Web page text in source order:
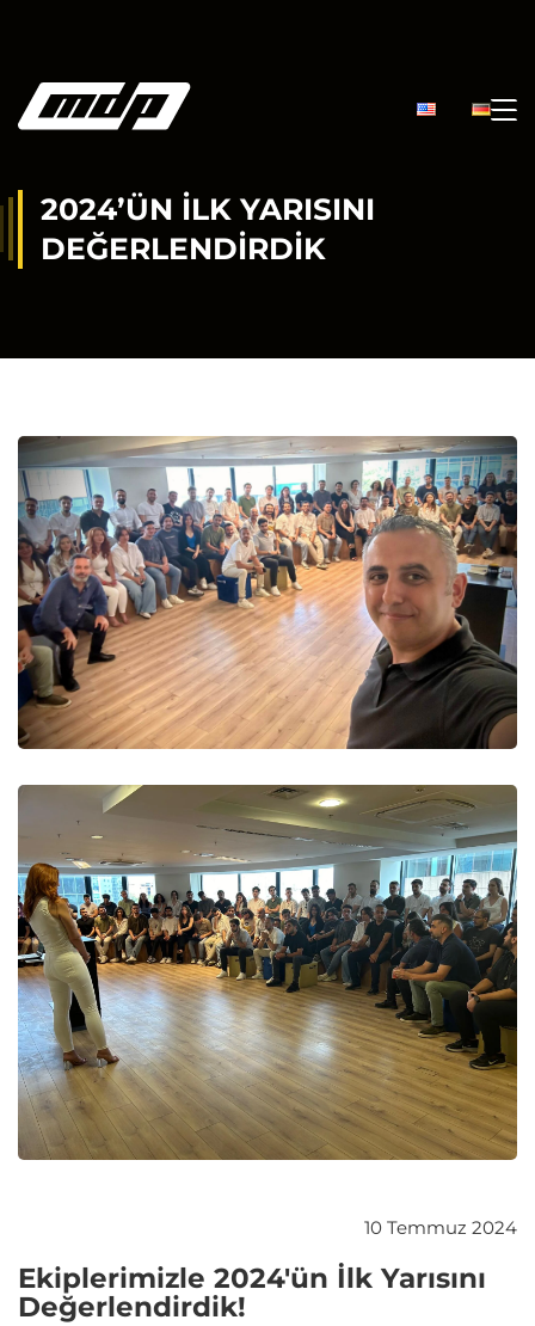
2024’ÜN İLK YARISINI
DEĞERLENDIRDIK
10 Temmuz 2024
Ekiplerimizle 2024'ün İlk Yarısını
Değerlendirdik!